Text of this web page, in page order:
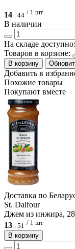
14 . 44 / 1 шт
В наличии
На складе
Товаров в корзине:
В корзину
Добавить в
Похожие товары
Покупают вместе
Доcтавка по
St. Dalfour
Джем из инжира,
13 . 51 / 1 шт
В корзину